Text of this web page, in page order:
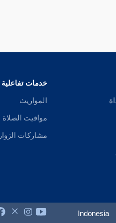
خدمات تفاعلية
المواريث
مواقيت الصلاة
مشاركات الزوار
Indonesia